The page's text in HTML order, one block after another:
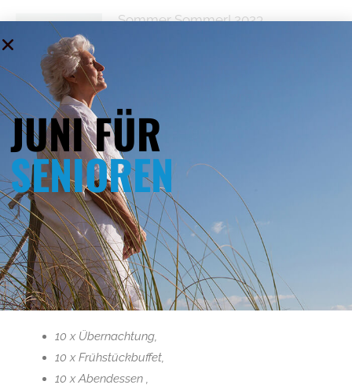
Sommer Sommer! 2023
Oferty specjalne
Juni für Senioren
15 April 2026
Sommerrelax am Ostsee! 2026
15 April 2026
JUNI FÜR
SENIOREN
10 x Übernachtung,
10 x Frühstückbuffet,
10 x Abendessen ,